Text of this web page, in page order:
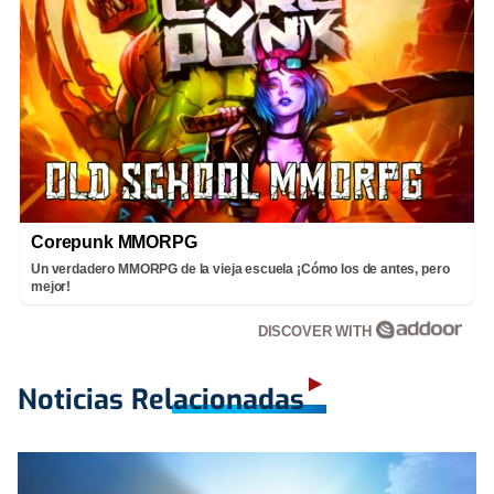
Corepunk MMORPG
Un verdadero MMORPG de la vieja escuela ¡Cómo los de antes, pero
mejor!
DISCOVER WITH
Noticias Relacionadas